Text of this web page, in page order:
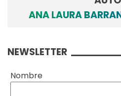
ANA LAURA
NEWSLETTER
Nombre